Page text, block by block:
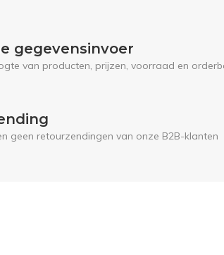
gegevensinvoer
van producten, prijzen, voorraad en
geen retourzendingen van onze B2B-klanten